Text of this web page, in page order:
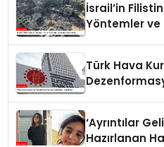
İsrail’in
Yöntemler ve
Türk Hava
‘Ayrıntılar
Hazırlanan